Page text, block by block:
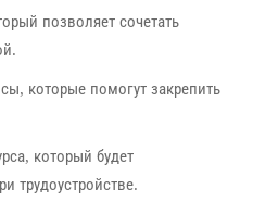
позволяет сочетать
которые помогут закрепить
который будет
трудоустройстве.